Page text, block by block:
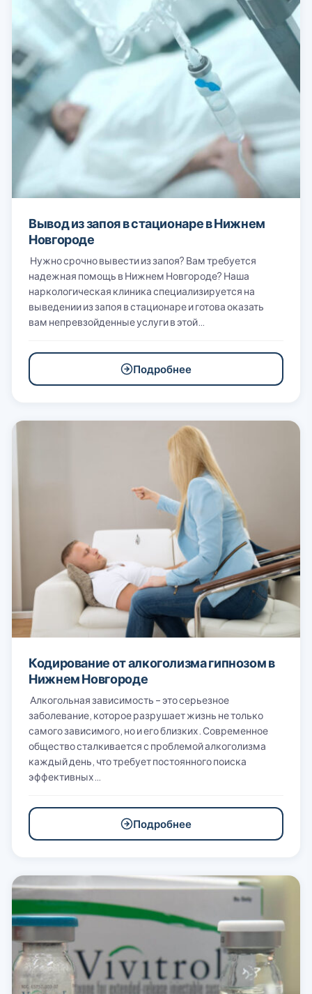
Вывод из запоя в стационаре в Нижнем
Новгороде
Нужно срочно вывести из запоя? Вам требуется
надежная помощь в Нижнем Новгороде? Наша
наркологическая клиника специализируется на
выведении из запоя в стационаре и готова оказать
вам непревзойденные услуги в этой…
Подробнее
Кодирование от алкоголизма гипнозом в
Нижнем Новгороде
Алкогольная зависимость – это серьезное
заболевание, которое разрушает жизнь не только
самого зависимого, но и его близких. Современное
общество сталкивается с проблемой алкоголизма
каждый день, что требует постоянного поиска
эффективных…
Подробнее